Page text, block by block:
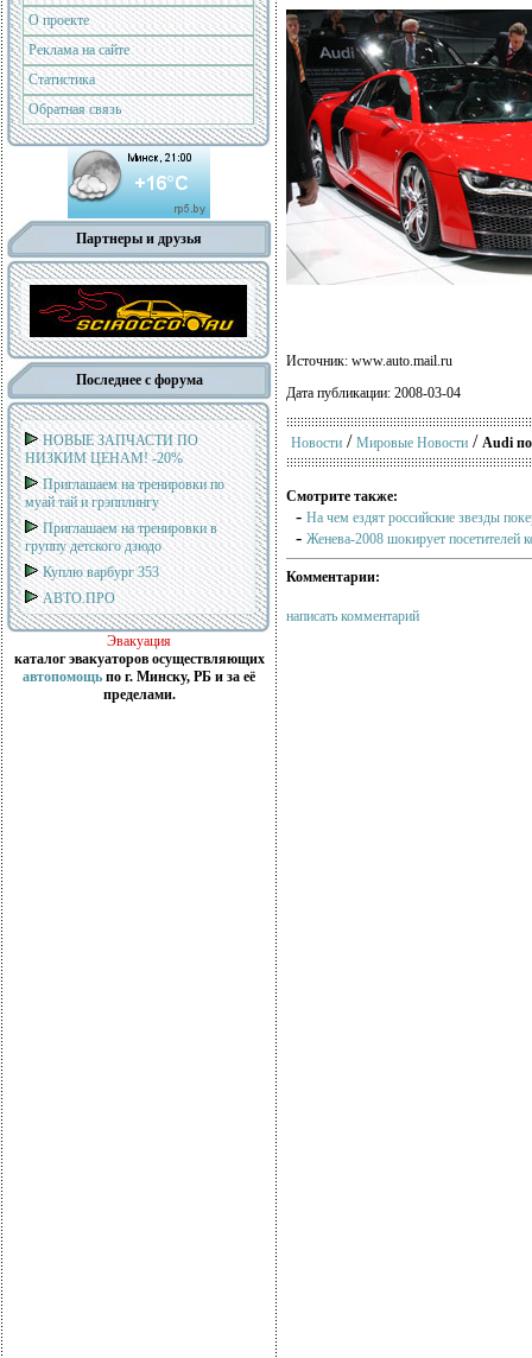
О проекте
Реклама на сайте
Статистика
Обратная связь
Партнеры и друзья
Последнее с форума
НОВЫЕ ЗАПЧАСТИ ПО
НИЗКИМ ЦЕНАМ! -20%
Приглашаем на тренировки по
муай тай и грэпплингу
Приглашаем на тренировки в
группу детского дзюдо
Куплю варбург 353
АВТО.ПРО
Эвакуация
каталог эвакуаторов осуществляющих
автопомощь по г. Минску, РБ и за её
пределами.
Источник: www.auto.mail.ru
Дата публикации: 2008-03-04
Новости / Мировые Новости / Audi
Смотрите также:
- На чем ездят российские звезды
- Женева-2008 шокирует посетителей
Комментарии:
написать комментарий